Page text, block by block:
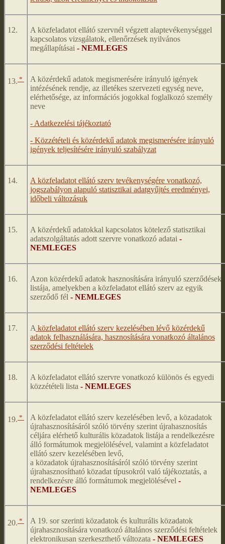
12.
A közfeladatot ellátó szervnél végzett alaptevékenységgel
kapcsolatos vizsgálatok, ellenőrzések nyilvános
megállapításai - NEMLEGES
13. *
A közérdekű adatok megismerésére irányuló igények
intézésének rendje, az illetékes szervezeti egység neve,
elérhetősége, az információs jogokkal foglalkozó személy
neve
- Adatkezelési tájékoztató
- Közzétételi és közérdekű adatok megismerésére irányuló
igények teljesítésére irányuló szabályzat
14.
A közfeladatot ellátó szerv tevékenységére vonatkozó,
jogszabályon alapuló statisztikai adatgyűjtés eredményei,
időbeli változásuk
15.
A közérdekű adatokkal kapcsolatos kötelező statisztikai
adatszolgáltatás adott szervre vonatkozó adatai -
NEMLEGES
16.
Azon közérdekű adatok hasznosítására irányuló szerződések
listája, amelyekben a közfeladatot ellátó szerv az egyik
szerződő fél - NEMLEGES
17. A közfeladatot ellátó szerv kezelésében lévő közérdekű
adatok felhasználására, hasznosítására vonatkozó általános
szerződési feltételek
18.
A közfeladatot ellátó szervre vonatkozó különös és egyedi
közzétételi lista - NEMLEGES
19. *
A közfeladatot ellátó szerv kezelésében levő, a közadatok
újrahasznosításáról szóló törvény szerint újrahasznosítás
céljára elérhető kulturális közadatok listája a rendelkezésre
álló formátumok megjelölésével, valamint a közfeladatot
ellátó szerv kezelésében levő,
a közadatok újrahasznosításáról szóló törvény szerint
újrahasznosítható közadat típusokról való tájékoztatás, a
rendelkezésre álló formátumok megjelölésével -
NEMLEGES
20. *
A 19. sor szerinti közadatok és kulturális közadatok
újrahasznosítására vonatkozó általános szerződési feltételek
elektronikusan szerkeszthető változata - NEMLEGES